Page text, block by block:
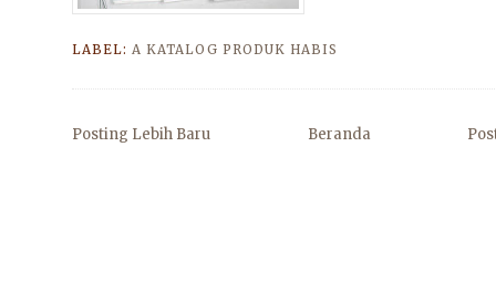
LABEL:A KATALOG PRODUK HABIS
Posting Lebih Baru Beranda